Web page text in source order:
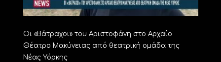
Οι «Βάτραχοι» του Αριστοφάνη στο Αρχαίο
Θέατρο Μακύνειας από θεατρική ομάδα της
Νέας Υόρκης